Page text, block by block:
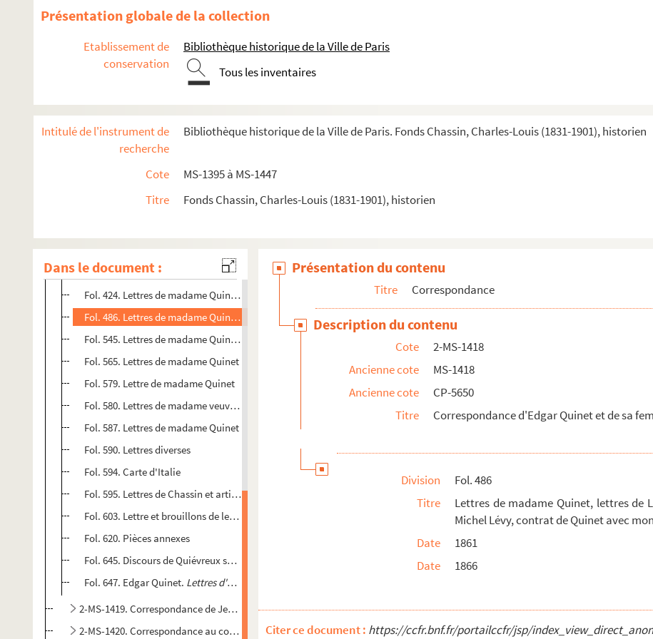
Présentation globale de la collection
Etablissement de
conservation
Bibliothèque historique de la Ville de Paris
Tous les inventaires
Intitulé de l'instrument de
recherche
Bibliothèque historique de la Ville de Paris. Fonds Chassin, Charles-Louis (1831-1901), historien
Cote
MS-1395 à MS-1447
Titre
Fonds Chassin, Charles-Louis (1831-1901), historien
Dans le document :
Fol. 5. Lettre de Quinet à P. Bataillard
Fol. 48. Lettres de Quinet à Chassin, à Michel Lévy et au Directeur deLa Presse
Fol. 91. Lettres de Quinet et de Joël Cherbuliez
Fol. 130. Lettres de Quinet à Chassin
Fol. 239. Lettres de madame Henriette Quinet à Chassin et lettres de divers correspondants ayant trait aux rap...
Fol. 339. Lettres de madame Quinet, de Maintré
Fol. 367. Lettres de madame Quinet, lettre de Michel Lévy, de Paillottet et page de notes de Chassin
Fol. 404. Lettres de madame Quinet
Fol. 424. Lettres de madame Quinet, lettre de Léon Renault, partie de lettre de D. Bancel, copie de lettre de ...
Fol. 486. Lettres de madame Quinet, lettres de Léon Renault, de P. Bataillard, copie d'une lettre de Michel Lé...
Fol. 545. Lettres de madame Quinet et d'Auguste Marie
Fol. 565. Lettres de madame Quinet
Fol. 579. Lettre de madame Quinet
Fol. 580. Lettres de madame veuve Quinet
Fol. 587. Lettres de madame Quinet
Fol. 590. Lettres diverses
Fol. 594. Carte d'Italie
Fol. 595. Lettres de Chassin et article de Chassin sur Edgar Quinet dans
Fol. 603. Lettre et brouillons de lettres de Chassin
Fol. 620. Pièces annexes
Fol. 645. Discours de Quiévreux sur la tombe d'Edgar Quinet et brouillon de lettre de Chassin
Fol. 647. Edgar Quinet. Lettres d'exil
2-MS-1419. Correspondance de Jean Macé avec Chassin
2-MS-1420. Correspondance au cours du Second Empire, volume 1
Présentation du contenu
Titre Correspondance
Description du contenu
Cote
2-MS-1418
Ancienne cote
MS-1418
Ancienne cote
CP-5650
Titre
Correspondance d'Edgar Quinet et de sa
Division
Fol. 486
Titre
Lettres de madame Quinet, lettres de
Michel Lévy, contrat de Quinet avec
Date
1861
Date
1866
Citer ce document : https://ccfr.bnf.fr/portailccfr/jsp/